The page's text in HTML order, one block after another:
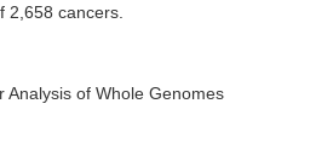
2,658 cancers.
Analysis of Whole Genomes